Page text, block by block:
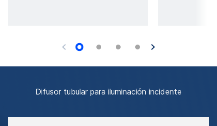
Difusor tubular para iluminación incidente